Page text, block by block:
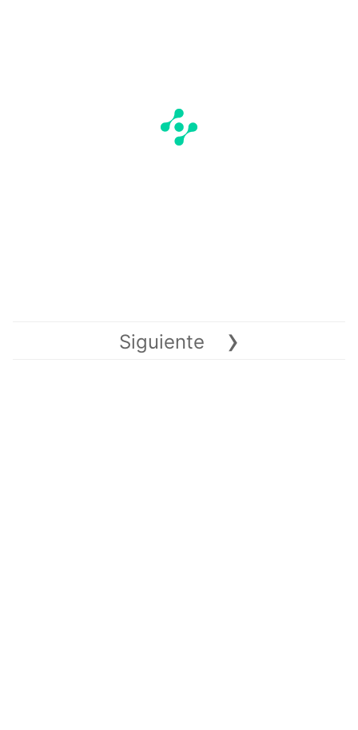
Siguiente ›